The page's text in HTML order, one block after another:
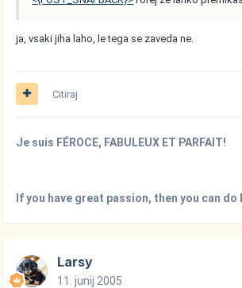
ja, vsaki jiha laho, le tega se zaveda ne.
Citiraj
Je suis FÉROCE, FABULEUX ET PARFAIT!
If you have great passion, then you can
Larsy
11. junij 2005